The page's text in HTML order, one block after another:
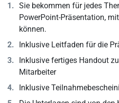
Sie bekommen für jedes
PowerPoint-Präsentation,
können.
Inklusive Leitfaden für die
Inklusive fertiges Handout
Mitarbeiter
Inklusive